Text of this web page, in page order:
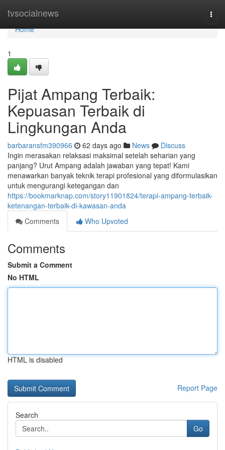
tvsocialnews
Home
Home
1
Pijat Ampang Terbaik:
Kepuasan Terbaik di
Lingkungan Anda
barbaransfm390966 62 days ago News
Discuss
Ingin merasakan relaksasi maksimal setelah seharian yang
panjang? Urut Ampang adalah jawaban yang tepat! Kami
menawarkan banyak teknik terapi profesional yang diformulasikan
untuk mengurangi ketegangan dan
https://bookmarknap.com/story11901824/terapi-ampang-terbaik-
ketenangan-terbaik-di-kawasan-anda
Comments
Who Upvoted
Comments
Submit a Comment
No HTML
HTML is disabled
Report Page
Search
Go